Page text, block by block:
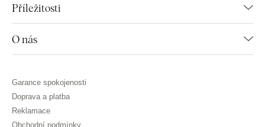
Příležitosti
O nás
Garance spokojenosti
Doprava a platba
Reklamace
Obchodní podmínky